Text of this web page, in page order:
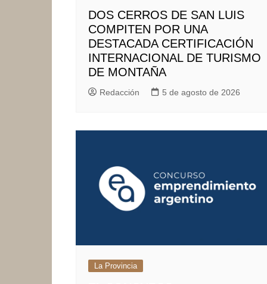
DOS CERROS DE SAN LUIS
COMPITEN POR UNA
DESTACADA CERTIFICACIÓN
INTERNACIONAL DE TURISMO
DE MONTAÑA
Redacción 5 de agosto de 2026
La Provincia